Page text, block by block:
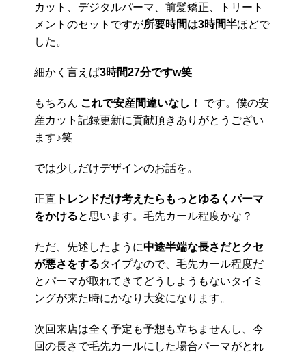
カット、デジタルパーマ、前髪矯正、トリート
メントのセットですが所要時間は3時間半ほどで
した。
細かく言えば3時間27分ですw笑
もちろん これで安産間違いなし！ です。僕の安
産カット記録更新に貢献頂きありがとうござい
ます♪笑
では少しだけデザインのお話を。
正直 トレンドだけ考えたらもっとゆるくパーマ
をかけると思います。毛先カール程度かな？
ただ、先述したように中途半端な長さだとクセ
が悪さをするタイプなので、毛先カール程度だ
とパーマが取れてきてどうしようもないタイミ
ングが来た時にかなり大変になります。
次回来店は全く予定も予想も立ちませんし、今
回の長さで毛先カールにした場合パーマがとれ